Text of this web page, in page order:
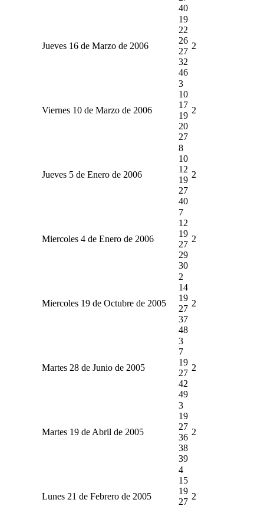
40
Jueves 16 de Marzo de 2006
19
22
26
27
32
46
2
Viernes 10 de Marzo de 2006
3
10
17
19
20
27
2
Jueves 5 de Enero de 2006
8
10
12
19
27
40
2
Miercoles 4 de Enero de 2006
7
12
19
27
29
30
2
Miercoles 19 de Octubre de 2005
2
14
19
27
37
48
2
Martes 28 de Junio de 2005
3
7
19
27
42
49
2
Martes 19 de Abril de 2005
3
19
27
36
38
39
2
Lunes 21 de Febrero de 2005
4
15
19
27
2